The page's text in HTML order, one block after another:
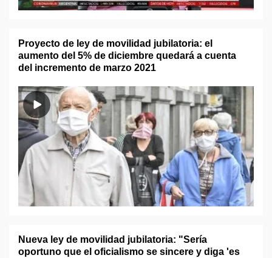
Proyecto de ley de movilidad jubilatoria: el
aumento del 5% de diciembre quedará a cuenta
del incremento de marzo 2021
Nueva ley de movilidad jubilatoria: "Sería
oportuno que el oficialismo se sincere y diga 'es